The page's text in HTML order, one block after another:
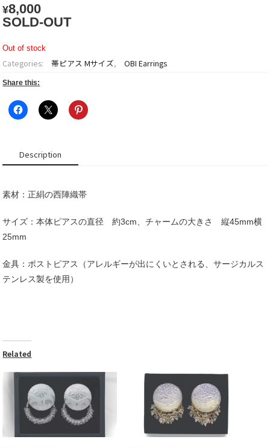
¥8,000
SOLD-OUT
Out of stock
Categories: 帯ピアス Mサイズ, OBI Earrings
Share this:
Description
素材：正絹の西陣織帯
サイズ：本体ピアスの直径 約3cm、チャームの大きさ 縦45mm横
25mm
金具：ポストピアス（アレルギーが出にくいとされる、サージカルス
テンレス製を使用）
Related